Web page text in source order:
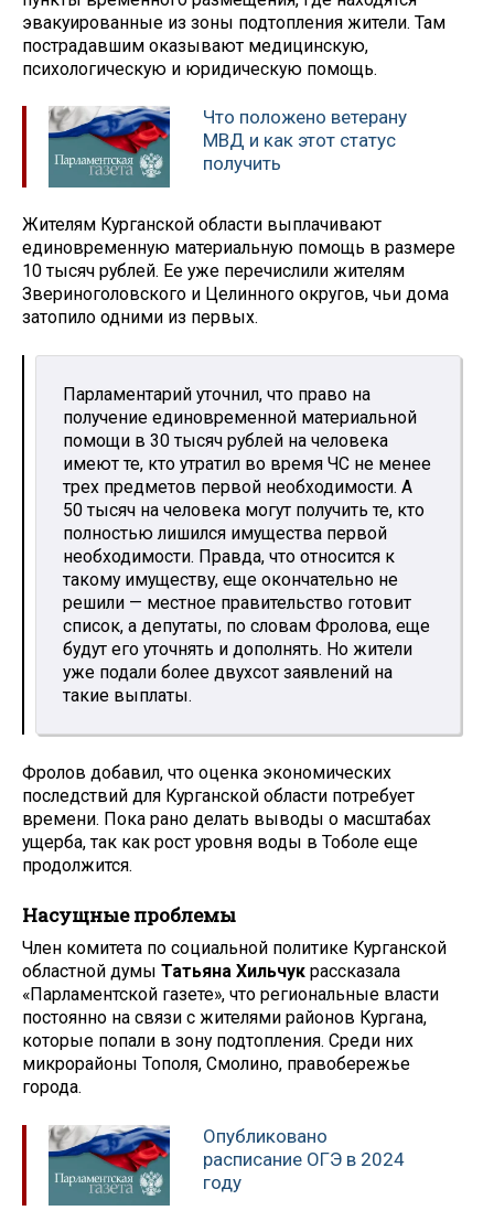
эвакуированные из зоны подтопления жители. Там
пострадавшим оказывают медицинскую,
психологическую и юридическую помощь.
Что положено ветерану
МВД и как этот статус
получить
Жителям Курганской области выплачивают
единовременную материальную помощь в размере
10 тысяч рублей. Ее уже перечислили жителям
Звериноголовского и Целинного округов, чьи дома
затопило одними из первых.
Парламентарий уточнил, что право на
получение единовременной материальной
помощи в 30 тысяч рублей на человека
имеют те, кто утратил во время ЧС не менее
трех предметов первой необходимости. А
50 тысяч на человека могут получить те, кто
полностью лишился имущества первой
необходимости. Правда, что относится к
такому имуществу, еще окончательно не
решили — местное правительство готовит
список, а депутаты, по словам Фролова, еще
будут его уточнять и дополнять. Но жители
уже подали более двухсот заявлений на
такие выплаты.
Фролов добавил, что оценка экономических
последствий для Курганской области потребует
времени. Пока рано делать выводы о масштабах
ущерба, так как рост уровня воды в Тоболе еще
продолжится.
Насущные проблемы
Член комитета по социальной политике Курганской
областной думы Татьяна Хильчук рассказала
«Парламентской газете», что региональные власти
постоянно на связи с жителями районов Кургана,
которые попали в зону подтопления. Среди них
микрорайоны Тополя, Смолино, правобережье
города.
Опубликовано
расписание ОГЭ в 2024
году